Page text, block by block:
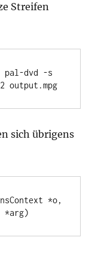
Streifen
pal-dvd -s
output.mpg
sich übrigens
*o,
*arg)